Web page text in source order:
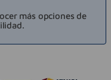
más opciones de